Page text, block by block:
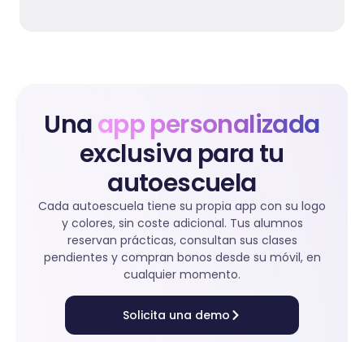
Unaapp personalizada
exclusiva para tu
autoescuela
Cada autoescuela tiene su propia app con su logo
y colores, sin coste adicional. Tus alumnos
reservan prácticas, consultan sus clases
pendientes y compran bonos desde su móvil, en
cualquier momento.
Solicita una demo